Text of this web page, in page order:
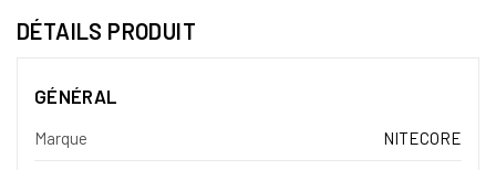
DÉTAILS PRODUIT
GÉNÉRAL
Marque NITECORE